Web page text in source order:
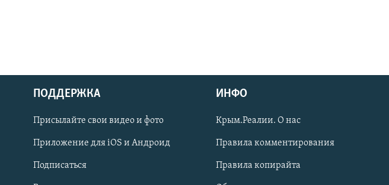
Українською
Qırımtatar
ПРИСОЕДИНЯЙТЕСЬ!
ПОДДЕРЖКА
Присылайте свои видео и фото
Приложение для iOS и Андроид
Подписаться
ИНФО
Крым.Реалии. О нас
Правила комментирования
Правила копирайта